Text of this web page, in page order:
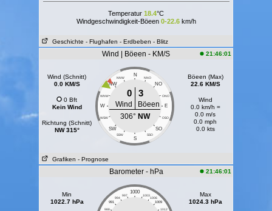
Temperatur 18.4°C
Windgeschwindigkeit-Böeen 0-22.6km/h
Geschichte - Flughafen - Erdbeben - Blitz
Wind | Böeen - KM/S 21:46:01
Wind (Schnitt)
0.0 KM/S
0 Bft
Kein Wind
Richtung (Schnitt)
NW 315°
N
NNW NNO
NW NO
WNW ONO
W E
WSW OSO
SW SO
SSW SSO
S
0 3
Wind
Böeen
306° NW
Böeen (Max)
22.6 KM/S
Wind
0.0 km/h =
0.0 m/s
0.0 mph
0.0 kts
Grafiken - Prognose
Barometer - hPa 21:46:01
Min
1022.7 hPa
1000
997 1003
994
1006
991
1009
988
1012
Max
1024.3 hPa